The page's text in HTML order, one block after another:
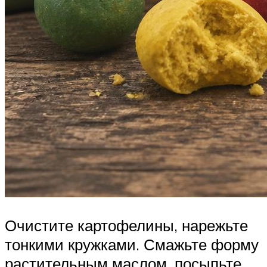
Очистите картофелины, нарежьте
тонкими кружками. Смажьте форму